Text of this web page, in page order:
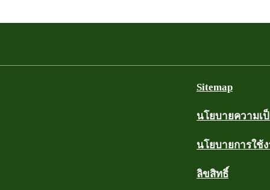
Sitemap
นโยบายความเ
นโยบายการใช้
ลิขสิทธิ์